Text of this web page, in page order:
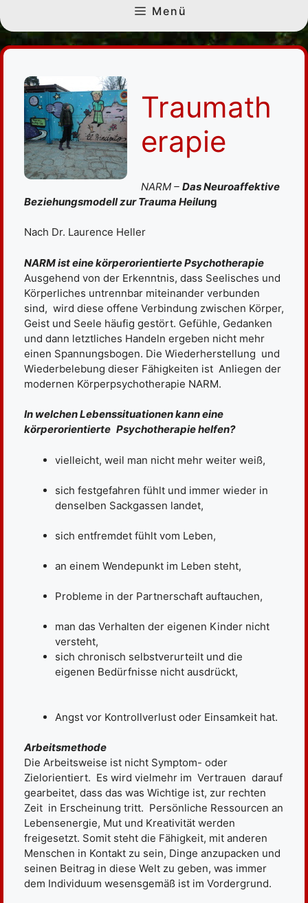
Menü
Traumath
erapie
NARM – Das Neuroaffektive
Beziehungsmodell zur Trauma Heilung
Nach Dr. Laurence Heller
NARM ist eine körperorientierte Psychotherapie
Ausgehend von der Erkenntnis, dass Seelisches und
Körperliches untrennbar miteinander verbunden
sind, wird diese offene Verbindung zwischen Körper,
Geist und Seele häufig gestört. Gefühle, Gedanken
und dann letztliches Handeln ergeben nicht mehr
einen Spannungsbogen. Die Wiederherstellung und
Wiederbelebung dieser Fähigkeiten ist Anliegen der
modernen Körperpsychotherapie NARM.
In welchen Lebenssituationen kann eine
körperorientierte Psychotherapie helfen?
vielleicht, weil man nicht mehr weiter weiß,
sich festgefahren fühlt und immer wieder in
denselben Sackgassen landet,
sich entfremdet fühlt vom Leben,
an einem Wendepunkt im Leben steht,
Probleme in der Partnerschaft auftauchen,
man das Verhalten der eigenen Kinder nicht
versteht,
sich chronisch selbstverurteilt und die
eigenen Bedürfnisse nicht ausdrückt,
Angst vor Kontrollverlust oder Einsamkeit hat.
Arbeitsmethode
Die Arbeitsweise ist nicht Symptom- oder
Zielorientiert. Es wird vielmehr im Vertrauen darauf
gearbeitet, dass das was Wichtige ist, zur rechten
Zeit in Erscheinung tritt. Persönliche Ressourcen an
Lebensenergie, Mut und Kreativität werden
freigesetzt. Somit steht die Fähigkeit, mit anderen
Menschen in Kontakt zu sein, Dinge anzupacken und
seinen Beitrag in diese Welt zu geben, was immer
dem Individuum wesensgemäß ist im Vordergrund.